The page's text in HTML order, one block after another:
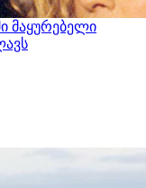
მაყურებელი